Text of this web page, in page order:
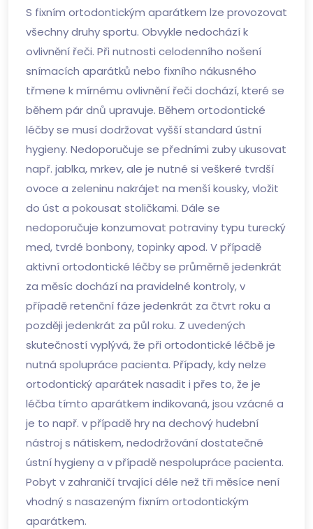
S fixním ortodontickým aparátkem lze provozovat
všechny druhy sportu. Obvykle nedochází k
ovlivnění řeči. Při nutnosti celodenního nošení
snímacích aparátků nebo fixního nákusného
třmene k mírnému ovlivnění řeči dochází, které se
během pár dnů upravuje. Během ortodontické
léčby se musí dodržovat vyšší standard ústní
hygieny. Nedoporučuje se předními zuby ukusovat
např. jablka, mrkev, ale je nutné si veškeré tvrdší
ovoce a zeleninu nakrájet na menší kousky, vložit
do úst a pokousat stoličkami. Dále se
nedoporučuje konzumovat potraviny typu turecký
med, tvrdé bonbony, topinky apod. V případě
aktivní ortodontické léčby se průměrně jedenkrát
za měsíc dochází na pravidelné kontroly, v
případě retenční fáze jedenkrát za čtvrt roku a
později jedenkrát za půl roku. Z uvedených
skutečností vyplývá, že při ortodontické léčbě je
nutná spolupráce pacienta. Případy, kdy nelze
ortodontický aparátek nasadit i přes to, že je
léčba tímto aparátkem indikovaná, jsou vzácné a
je to např. v případě hry na dechový hudební
nástroj s nátiskem, nedodržování dostatečné
ústní hygieny a v případě nespolupráce pacienta.
Pobyt v zahraničí trvající déle než tři měsíce není
vhodný s nasazeným fixním ortodontickým
aparátkem.